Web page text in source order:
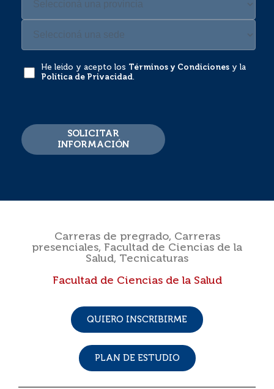
He leído y acepto los Términos y Condiciones y la
Política de Privacidad.
SOLICITAR
INFORMACIÓN
Carreras de pregrado, Carreras
presenciales, Facultad de Ciencias de la
Salud, Tecnicaturas
Facultad de Ciencias de la Salud
QUIERO INSCRIBIRME
PLAN DE ESTUDIO